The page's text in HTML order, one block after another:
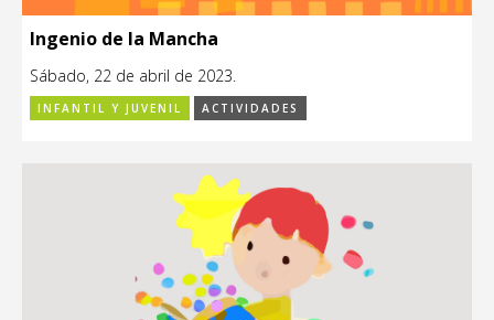
Ingenio de la Mancha
Sábado, 22 de abril de 2023.
INFANTIL Y JUVENIL ACTIVIDADES